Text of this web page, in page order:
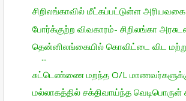
சிறிலங்காவில் மீட்கப்பட்டுள்ள அரியவகை
போர்க்குற்ற விவகாரம்- சிறிலங்கா
தென்னிலங்கையில் கொவிட்டை விட
...
சுட்டெண்ணை மறந்த O/L மாணவர்களுக்கு
மல்லாகத்தில் சக்திவாய்ந்த வெடிபொருள்